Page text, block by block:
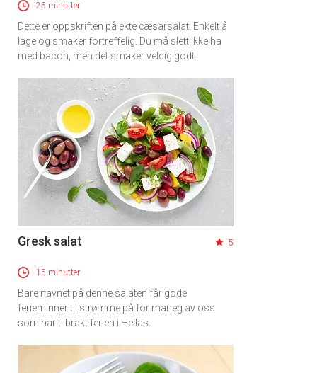
25 minutter
Dette er oppskriften på ekte cæsarsalat. Enkelt å
lage og smaker fortreffelig. Du må slett ikke ha
med bacon, men det smaker veldig godt.
Gresk salat 5
15 minutter
Bare navnet på denne salaten får gode
ferieminner til strømme på for maneg av oss
som har tilbrakt ferien i Hellas.